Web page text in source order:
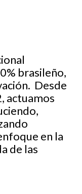
brasileño,
Desde
actuamos
en la
de las